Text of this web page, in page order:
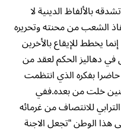
بالألفاظ الدينية لا
الشعب من محنته وتحريره
يخطط للإيقاع بالأخرين
في دهاليز الحكم لعقد من
حاضرا بفكره الذي انتظمت
خلت من بعده.ففي
للانتصاف من غرمائه
الوطن “تجعل الاجنة